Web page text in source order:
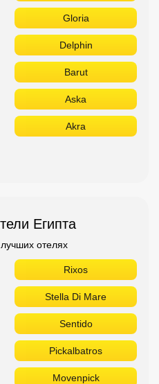
Gloria
Delphin
Barut
Aska
Akra
Египта
отелях
Rixos
Stella Di Mare
Sentido
Pickalbatros
Movenpick